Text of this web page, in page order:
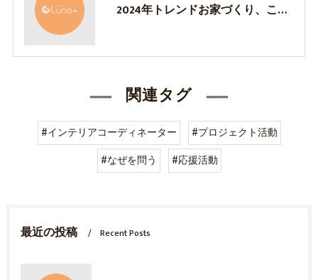
2024年トレンドお家づくり、これが来る！
関連タグ
#インテリアコーディネーター
#プロジェクト活動
#なぜを問う
#応援活動
最近の投稿 Recent Posts